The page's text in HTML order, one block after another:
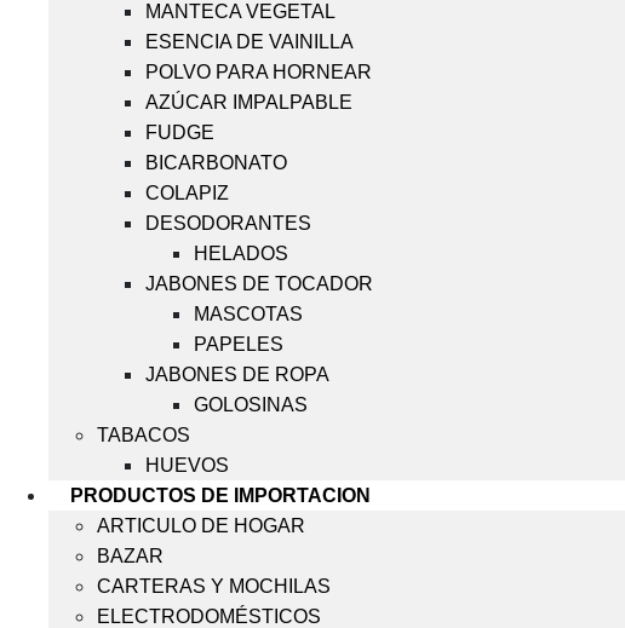
MANTECA VEGETAL
ESENCIA DE VAINILLA
POLVO PARA HORNEAR
AZÚCAR IMPALPABLE
FUDGE
BICARBONATO
COLAPIZ
DESODORANTES
HELADOS
JABONES DE TOCADOR
MASCOTAS
PAPELES
JABONES DE ROPA
GOLOSINAS
TABACOS
HUEVOS
PRODUCTOS DE IMPORTACION
ARTICULO DE HOGAR
BAZAR
CARTERAS Y MOCHILAS
ELECTRODOMÉSTICOS